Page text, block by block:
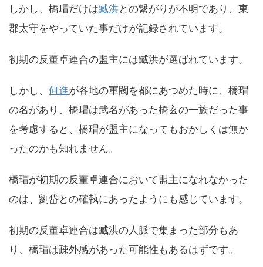
しかし、橋瑁だけは臧洪との繋がりが不明であり、東
郡太守をやっていた事だけが記録されています。
初期の反董卓連合の盟主には臧洪が選ばれています。
しかし、 何進が各地の軍閥を都にあつめた時に、橋瑁
の名があり、橋瑁は武名があった橋玄の一族だった事
を考慮すると、橋瑁が盟主になってもおかしくは無か
ったのかも知れません。
橋瑁が初期の反董卓連合において盟主になれなかった
のは、劉岱との確執にあったようにも感じています。
初期の反董卓連合は臧洪の人脈で集まった部分もあ
り、橋瑁は疎外感があった可能性もあるはずです。